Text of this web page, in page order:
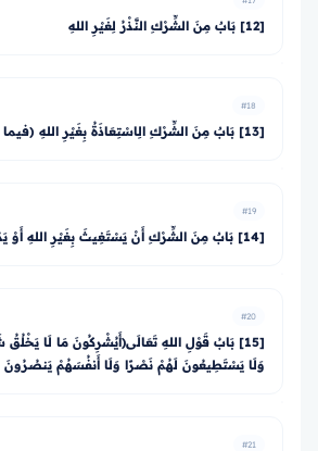
[12] بَابٌ مِنَ الشِّرْكِ النَّذْرُ لِغَيْرِ اللهِ
#18
[13] بَابٌ مِنَ الشِّرْكِ الِاسْتِعَاذَةُ بِغَيْرِ اللهِ (فيما لا يقدر عليه إلّا الله)
#19
[14] بَابٌ مِنَ الشِّرْكِ أَنْ يَسْتَغِيثَ بِغَيْرِ اللهِ أَوْ يَدْعُوَ غَيْرَهُ
#20
وَلَا يَسْتَطِيعُونَ لَهُمْ نَصْرًا وَلَا أَنفُسَهُمْ يَنصُرُونَ ﴾
#21